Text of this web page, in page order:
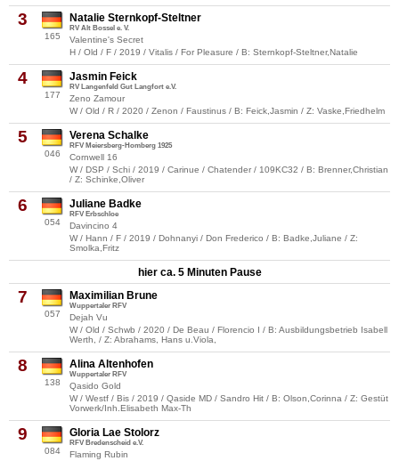
3
165
Natalie Sternkopf-Steltner
RV Alt Bossel e. V.
Valentine's Secret
H / Old / F / 2019 / Vitalis / For Pleasure / B: Sternkopf-Steltner,Natalie
4
177
Jasmin Feick
RV Langenfeld Gut Langfort e.V.
Zeno Zamour
W / Old / R / 2020 / Zenon / Faustinus / B: Feick,Jasmin / Z: Vaske,Friedhelm
5
046
Verena Schalke
RFV Meiersberg-Homberg 1925
Cornwell 16
W / DSP / Schi / 2019 / Carinue / Chatender / 109KC32 / B: Brenner,Christian
/ Z: Schinke,Oliver
6
054
Juliane Badke
RFV Erbschloe
Davincino 4
W / Hann / F / 2019 / Dohnanyi / Don Frederico / B: Badke,Juliane / Z:
Smolka,Fritz
hier ca. 5 Minuten Pause
7
057
Maximilian Brune
Wuppertaler RFV
Dejah Vu
W / Old / Schwb / 2020 / De Beau / Florencio I / B: Ausbildungsbetrieb Isabell
Werth, / Z: Abrahams, Hans u.Viola,
8
138
Alina Altenhofen
Wuppertaler RFV
Qasido Gold
W / Westf / Bis / 2019 / Qaside MD / Sandro Hit / B: Olson,Corinna / Z: Gestüt
Vorwerk/Inh.Elisabeth Max-Th
9
084
Gloria Lae Stolorz
RFV Bredenscheid e.V.
Flaming Rubin